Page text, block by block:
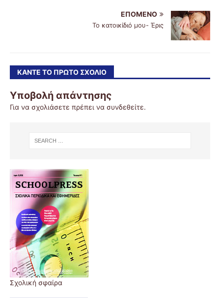
ΕΠΌΜΕΝΟ
Το κατοικίδιό μου- Έρις
ΚΆΝΤΕ ΤΟ ΠΡΏΤΟ ΣΧΌΛΙΟ
Υποβολή απάντησης
Για να σχολιάσετε πρέπει να συνδεθείτε.
Σχολική σφαίρα